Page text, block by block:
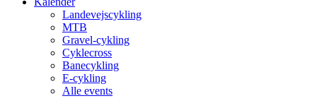
Landevejscykling
MTB
Gravel-cykling
Cyklecross
Banecykling
E-cykling
Alle events